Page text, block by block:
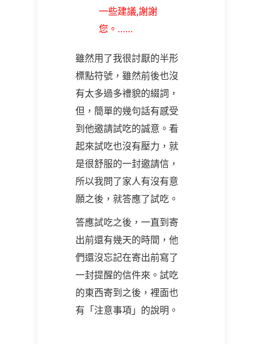
一些建議,謝謝
您。……
雖然用了我很討厭的半形
標點符號，雖然前後也沒
有太多過多禮貌的綴詞，
但，簡單的幾句話有感受
到他邀請試吃的誠意。看
起來試吃也沒有壓力，就
是很舒服的一封邀請信，
所以我問了家人有沒有意
願之後，就答應了試吃。
答應試吃之後，一直到寄
出前還有幾天的時間，他
們還沒忘記在寄出前寫了
一封提醒的信件來。試吃
的東西寄到之後，裡面也
有「注意事項」的說明。